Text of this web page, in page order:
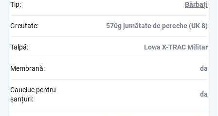
Tip: Bărbați
Greutate: 570g jumătate de pereche (UK 8)
Talpă: Lowa X-TRAC Militar
Membrană: da
Cauciuc pentru
șanțuri:
da